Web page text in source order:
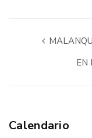
EN
Calendario